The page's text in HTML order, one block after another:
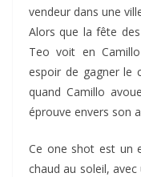
vendeur dans une
Alors que la fête
Teo voit en
espoir de gagner le
quand Camillo
éprouve envers son
Ce one shot est un
chaud au soleil,